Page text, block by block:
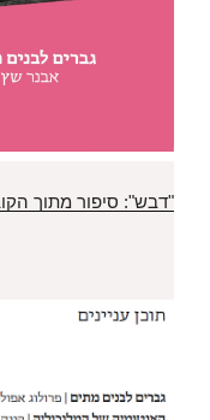
מתוך הקובץ